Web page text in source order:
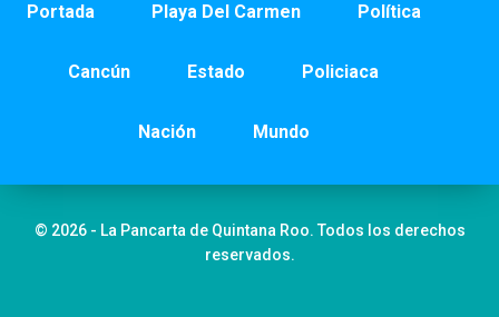
Portada Playa Del Carmen Política
Cancún Estado Policiaca
Nación Mundo
© 2026 - La Pancarta de Quintana Roo. Todos los derechos
reservados.